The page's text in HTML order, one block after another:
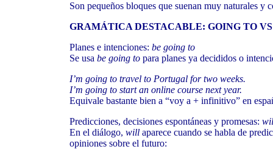
Son pequeños bloques que suenan muy naturales y
GRAMÁTICA DESTACABLE: GOING TO
Planes e intenciones: be going to
Se usa be going to para planes ya decididos o
I’m going to travel to Portugal for two weeks.
I’m going to start an online course next year.
Equivale bastante bien a “voy a + infinitivo” en
Predicciones, decisiones espontáneas y promesas:
En el diálogo, will aparece cuando se habla de
opiniones sobre el futuro: